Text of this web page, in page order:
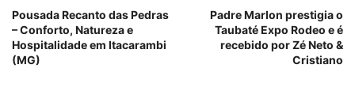
Pousada Recanto das Pedras
– Conforto, Natureza e
Hospitalidade em Itacarambi
(MG)
Padre Marlon prestigia o
Taubaté Expo Rodeo e é
recebido por Zé Neto &
Cristiano